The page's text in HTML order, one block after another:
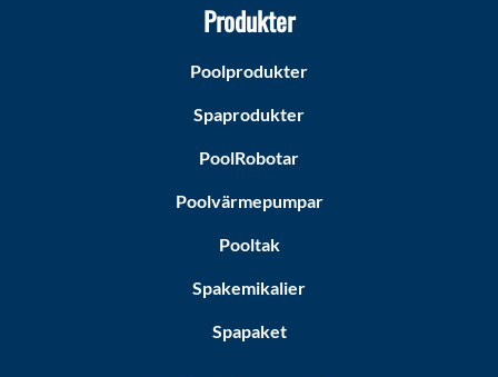
Produkter
Poolprodukter
Spaprodukter
PoolRobotar
Poolvärmepumpar
Pooltak
Spakemikalier
Spapaket